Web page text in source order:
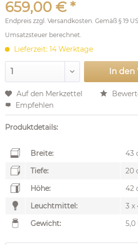
659,00 € *
Endpreis zzgl. Versandkosten. Gemäß § 19
Umsatzsteuer berechnet.
Lieferzeit: 14 Werktage
In den
Auf den Merkzettel
Empfehlen
Produktdetails:
Breite:
43
Tiefe:
20
Höhe:
42
Leuchtmittel:
3 x
Gewicht:
5,0